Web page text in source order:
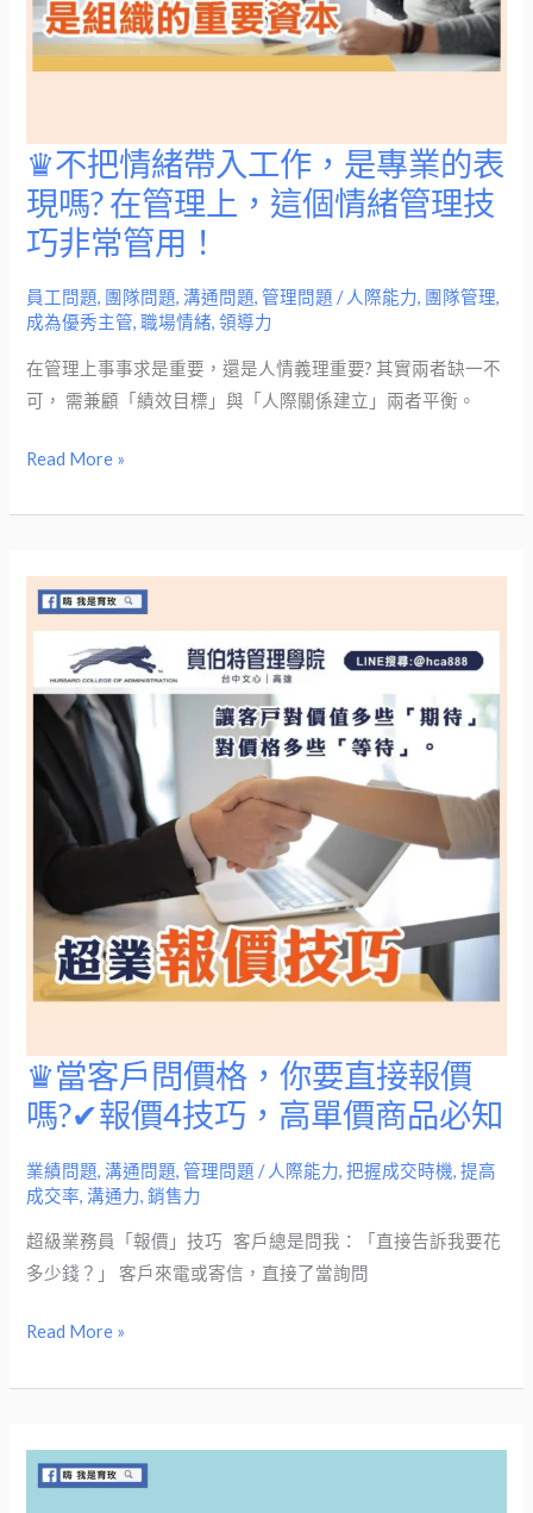
行
關
♛不把情緒帶入工作，是專業的表
現嗎? 在管理上，這個情緒管理技
巧非常管用！
員工問題, 團隊問題,溝通問題,管理問題 / 人際能力, 團隊管理,
成為優秀主管,職場情緒,領導力
在管理上事事求是重要，還是人情義理重要? 其實兩者缺一不
可， 需兼顧「績效目標」與「人際關係建立」兩者平衡。
♛
不
把
情
緒
帶
工
作，
是
業
表
現
上，
緒
理
技
非
常
管
Read More »
♛當客戶問價格，你要直接報價
嗎?✔報價4技巧，高單價商品必知
業績問題,溝通問題,管理問題 / 人際能力,把握成交時機,提高
成交率,溝通力,銷售力
超級業務員「報價」技巧 客戶總是問我：「直接告訴我要花
多少錢？」​ 客戶來電或寄信，直接了當詢問
♛
當
戶
問
價
格，
要
接
嗎?
Read More »